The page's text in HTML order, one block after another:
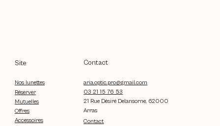
Site
Nos lunettes
Réserver
Mutuelles
Offres
Accessoires
Contact
Contact
aria.optic.pro@gmail.com
03 21 15 76 53
21 Rue Désiré Delansorne, 62000
Arras